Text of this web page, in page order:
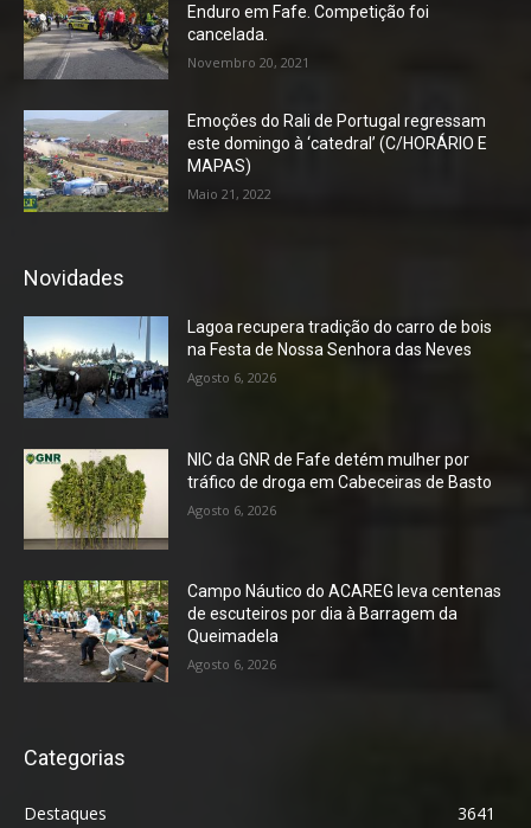
Enduro em Fafe. Competição foi
cancelada.
Novembro 20, 2021
Emoções do Rali de Portugal regressam
este domingo à ‘catedral’ (C/HORÁRIO E
MAPAS)
Maio 21, 2022
Novidades
Lagoa recupera tradição do carro de bois
na Festa de Nossa Senhora das Neves
Agosto 6, 2026
NIC da GNR de Fafe detém mulher por
tráfico de droga em Cabeceiras de Basto
Agosto 6, 2026
Campo Náutico do ACAREG leva centenas
de escuteiros por dia à Barragem da
Queimadela
Agosto 6, 2026
Categorias
Destaques
3641